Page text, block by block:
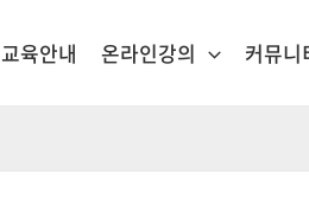
교육안내 온라인강의 커뮤니